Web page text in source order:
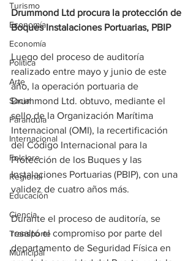
Turismo
Economía
Economía
Política
Arte
Social
Farandula
Internacional
Folclore
Regional
Educación
Ciencia
Transporte
Municipal
Drummond Ltd procura la protección de
Boques Instalaciones Portuarias, PBIP
Luego del proceso de auditoría
realizado entre mayo y junio de este
año, la operación portuaria de
Drummond Ltd. obtuvo, mediante el
sello de la Organización Marítima
Internacional (OMI), la recertificación
del Código Internacional para la
Protección de los Buques y las
Instalaciones Portuarias (PBIP), con una
validez de cuatro años más.
Durante el proceso de auditoría, se
resaltó el compromiso por parte del
departamento de Seguridad Física en